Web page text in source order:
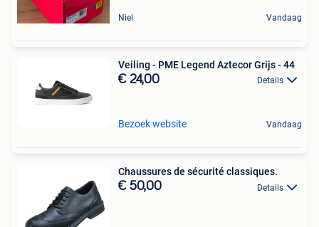
Niel Vandaag
Veiling - PME Legend Aztecor Grijs - 44
€ 24,00 Details
Bezoek website Vandaag
Chaussures de sécurité classiques.
€ 50,00 Details